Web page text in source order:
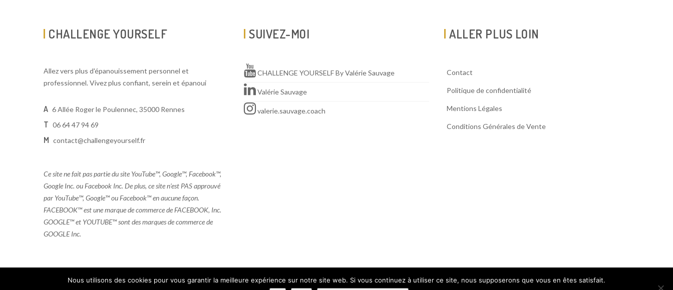
CHALLENGE YOURSELF
Allez vers plus d'épanouissement personnel et
professionnel. Vivez plus confiant, serein et épanoui
A 6 Allée Roger le Poulennec, 35000 Rennes
T 06 64 47 94 69
M contact@challengeyourself.fr
Ce site ne fait pas partie du site YouTube™, Google™, Facebook™,
Google Inc. ou Facebook Inc. De plus, ce site n’est PAS approuvé
par YouTube™, Google™ ou Facebook™ en aucune façon.
FACEBOOK™ est une marque de commerce de FACEBOOK, Inc.
GOOGLE™ et YOUTUBE™ sont des marques de commerce de
GOOGLE Inc.
SUIVEZ-MOI
CHALLENGE YOURSELF By Valérie Sauvage
Valérie Sauvage
valerie.sauvage.coach
ALLER PLUS LOIN
Contact
Politique de confidentialité
Mentions Légales
Conditions Générales de Vente
© 2026. Tous droits réservés
Nous utilisons des cookies pour vous garantir la meilleure expérience sur notre site web. Si vous continuez à utiliser ce site, nous supposerons que vous en êtes satisfait.